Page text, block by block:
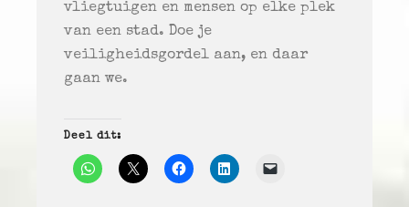
vliegtuigen en mensen op elke plek
van een stad. Doe je
veiligheidsgordel aan, en daar
gaan we.
Deel dit: